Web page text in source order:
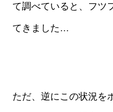
て調べていると、フツ
てきました…
ただ、逆にこの状況を